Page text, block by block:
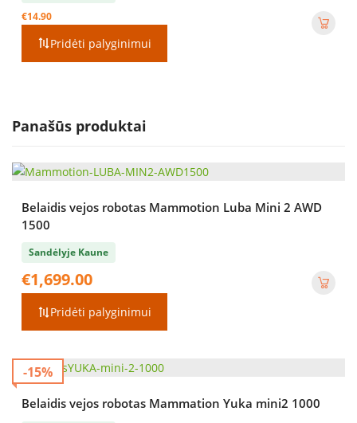
€14.90
Pridėti palyginimui
Panašūs produktai
Belaidis vejos robotas Mammotion Luba Mini 2 AWD
1500
Sandėlyje Kaune
€1,699.00
Pridėti palyginimui
-15%
Belaidis vejos robotas Mammation Yuka mini2 1000